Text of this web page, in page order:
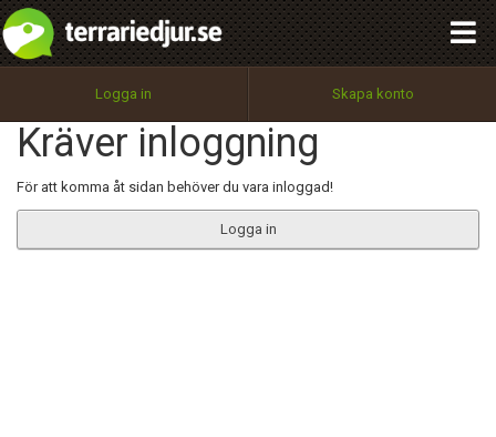
Logga in Skapa konto
Kräver inloggning
För att komma åt sidan behöver du vara inloggad!
Logga in
Utför
100%
OK
integritetspolicy
Namn:
Epost:
Begär nytt lösenord
Tillbaka till förstasidan